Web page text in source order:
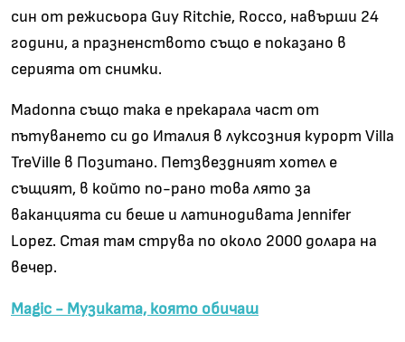
син от режисьора Guy Ritchie, Rocco, навърши 24
години, а празненството също е показано в
серията от снимки.
Madonna също така е прекарала част от
пътуването си до Италия в луксозния курорт Villa
TreVille в Позитано. Петзвездният хотел е
същият, в който по-рано това лято за
ваканцията си беше и латинодивата Jennifer
Lopez. Стая там струва по около 2000 долара на
вечер.
Magic - Музиката, която обичаш